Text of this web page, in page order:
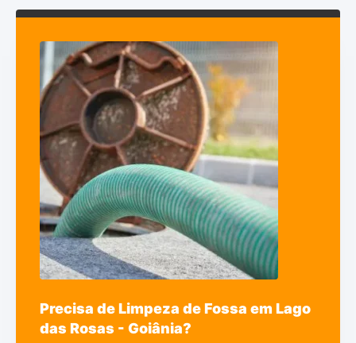
Precisa de Limpeza de Fossa em Lago
das Rosas - Goiânia?